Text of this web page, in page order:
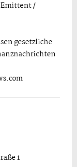
/
gesetzliche
1